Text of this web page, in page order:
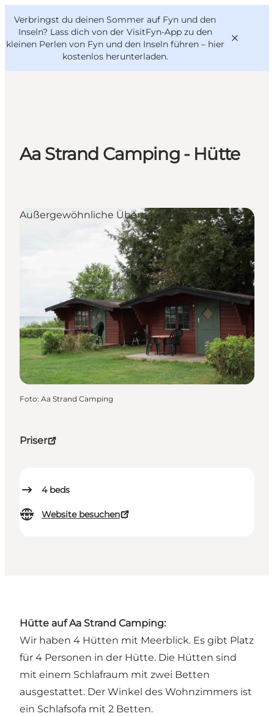
Verbringst du deinen Sommer auf Fyn und den
Inseln? Lass dich von der VisitFyn-App zu den
kleinen Perlen von Fyn und den Inseln führen – hier
kostenlos herunterladen.
Outdoor & bike
VisitFyn
Deutsch
Aa Strand Camping - Hütte
Priser
4 beds
Website besuchen
Außergewöhnliche Übernachtungen
Foto: Aa Strand Camping
Hütte auf Aa Strand Camping:
Wir haben 4 Hütten mit Meerblick. Es gibt Platz
für 4 Personen in der Hütte. Die Hütten sind
mit einem Schlafraum mit zwei Betten
ausgestattet. Der Winkel des Wohnzimmers ist
ein Schlafsofa mit 2 Betten.